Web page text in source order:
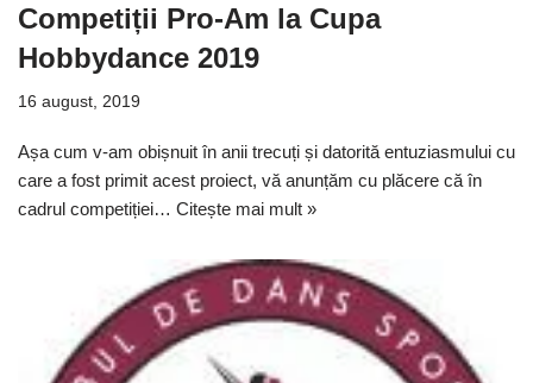
Competiții Pro-Am la Cupa
Hobbydance 2019
16 august, 2019
Așa cum v-am obișnuit în anii trecuți și datorită entuziasmului cu
care a fost primit acest proiect, vă anunțăm cu plăcere că în
cadrul competiției… Citește mai mult »